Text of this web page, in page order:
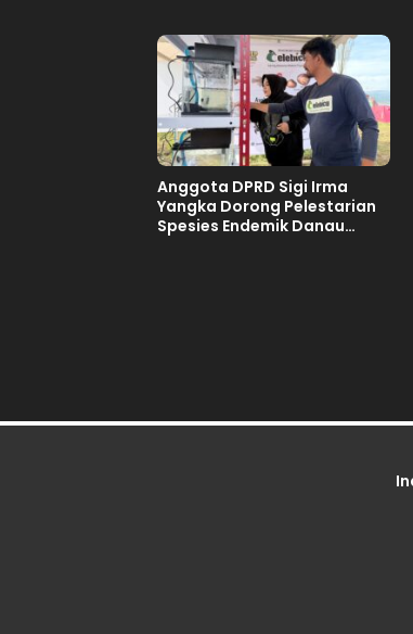
Anggota DPRD Sigi Irma
Yangka Dorong Pelestarian
Spesies Endemik Danau